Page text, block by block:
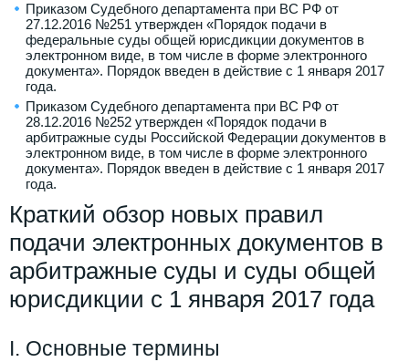
Приказом Судебного департамента при ВС РФ от
27.12.2016 №251 утвержден «Порядок подачи в
федеральные суды общей юрисдикции документов в
электронном виде, в том числе в форме электронного
документа». Порядок введен в действие с 1 января 2017
года.
Приказом Судебного департамента при ВС РФ от
28.12.2016 №252 утвержден «Порядок подачи в
арбитражные суды Российской Федерации документов в
электронном виде, в том числе в форме электронного
документа». Порядок введен в действие с 1 января 2017
года.
Краткий обзор новых правил
подачи электронных документов в
арбитражные суды и суды общей
юрисдикции с 1 января 2017 года
I. Основные термины